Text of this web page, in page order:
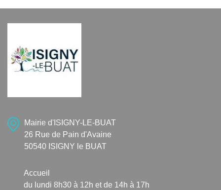
Mairie d'ISIGNY-LE-BUAT
26 Rue de Pain d'Avaine
50540 ISIGNY le BUAT
Accueil
du lundi 8h30 à 12h et de 14h à 17h